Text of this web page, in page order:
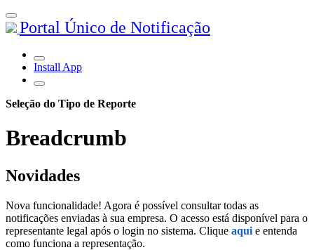
Portal Único de Notificação
Install App
Seleção do Tipo de Reporte
Breadcrumb
Novidades
Nova funcionalidade! Agora é possível consultar todas as
notificações enviadas à sua empresa. O acesso está disponível para o
representante legal após o login no sistema. Clique aqui e entenda
como funciona a representação.